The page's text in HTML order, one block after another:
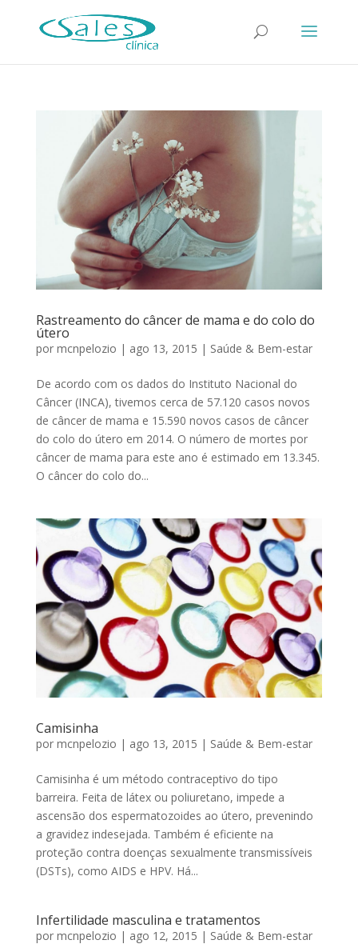
Rastreamento do câncer de mama e do colo do
útero
por mcnpelozio | ago 13, 2015 | Saúde & Bem-estar
De acordo com os dados do Instituto Nacional do
Câncer (INCA), tivemos cerca de 57.120 casos novos
de câncer de mama e 15.590 novos casos de câncer
do colo do útero em 2014. O número de mortes por
câncer de mama para este ano é estimado em 13.345.
O câncer do colo do...
Camisinha
por mcnpelozio | ago 13, 2015 | Saúde & Bem-estar
Camisinha é um método contraceptivo do tipo
barreira. Feita de látex ou poliuretano, impede a
ascensão dos espermatozoides ao útero, prevenindo
a gravidez indesejada. Também é eficiente na
proteção contra doenças sexualmente transmissíveis
(DSTs), como AIDS e HPV. Há...
Infertilidade masculina e tratamentos
por mcnpelozio | ago 12, 2015 | Saúde & Bem-estar